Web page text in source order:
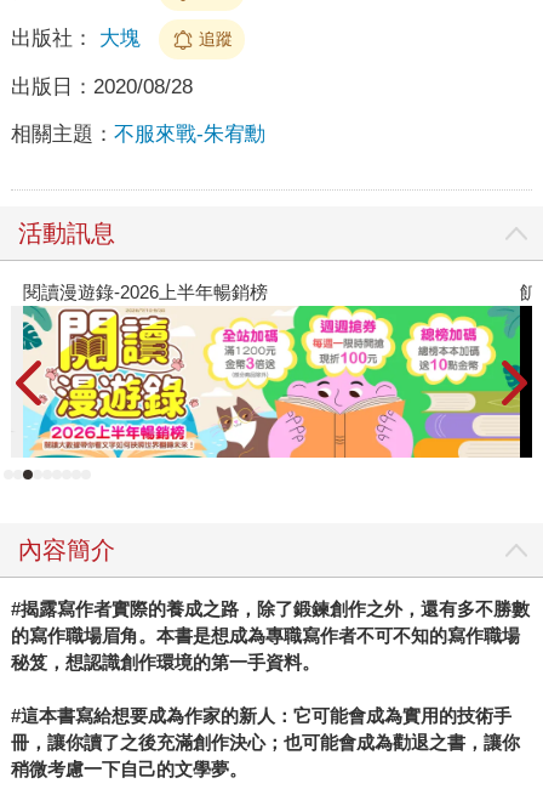
出版社： 大塊 追蹤
出版日： 2020/08/28
相關主題： 不服來戰-朱宥勳
活動訊息
飢餓遊戲前傳贈早優券
內容簡介
#揭露寫作者實際的養成之路，除了鍛鍊創作之外，還有多不勝數
的寫作職場眉角。本書是想成為專職寫作者不可不知的寫作職場
秘笈，想認識創作環境的第一手資料。
#這本書寫給想要成為作家的新人：它可能會成為實用的技術手
冊，讓你讀了之後充滿創作決心；也可能會成為勸退之書，讓你
稍微考慮一下自己的文學夢。